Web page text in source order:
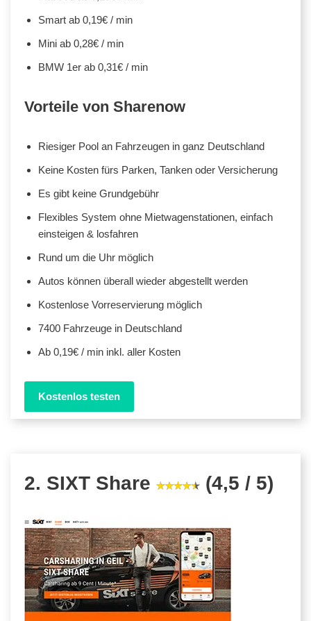
Smart ab 0,19€ / min
Mini ab 0,28€ / min
BMW 1er ab 0,31€ / min
Vorteile von Sharenow
Riesiger Pool an Fahrzeugen in ganz Deutschland
Keine Kosten fürs Parken, Tanken oder Versicherung
Es gibt keine Grundgebühr
Flexibles System ohne Mietwagenstationen, einfach
einsteigen & losfahren
Rund um die Uhr möglich
Autos können überall wieder abgestellt werden
Kostenlose Vorreservierung möglich
7400 Fahrzeuge in Deutschland
Ab 0,19€ / min inkl. aller Kosten
Kostenlos testen
2. SIXT Share (4,5 / 5)